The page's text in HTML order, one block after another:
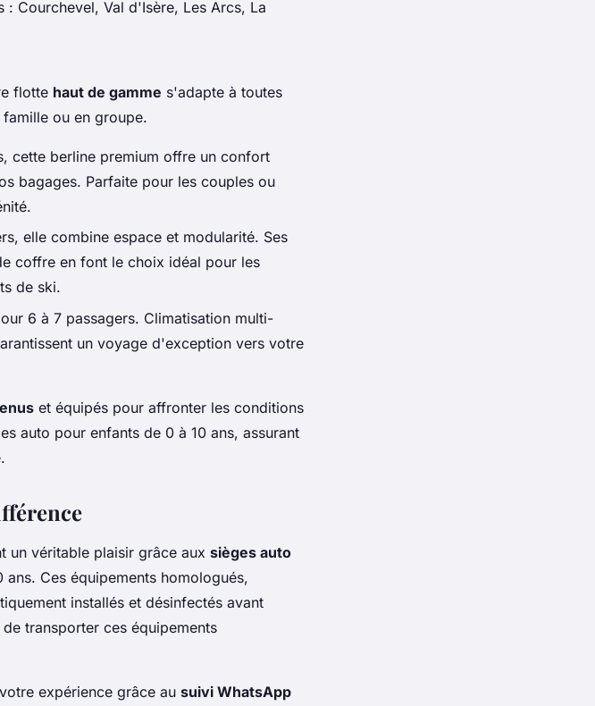
Courchevel, Val d'Isère, Les Arcs, La
flotte haut de gamme s'adapte à toutes
ou en groupe.
cette berline premium offre un confort
bagages. Parfaite pour les couples ou
elle combine espace et modularité. Ses
coffre en font le choix idéal pour les
de ski.
6 à 7 passagers. Climatisation multi-
un voyage d'exception vers votre
et équipés pour affronter les conditions
auto pour enfants de 0 à 10 ans, assurant
un véritable plaisir grâce aux sièges auto
Ces équipements homologués,
installés et désinfectés avant
transporter ces équipements
expérience grâce au suivi WhatsApp